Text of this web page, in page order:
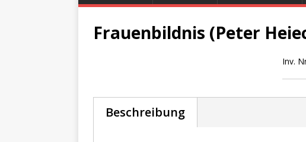
Frauenbildnis (Peter
Inv.
Beschreibung